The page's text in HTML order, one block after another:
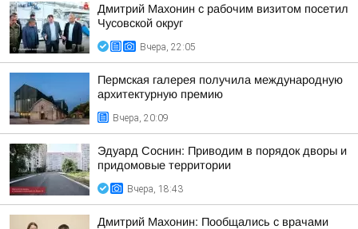
Дмитрий Махонин с рабочим визитом посетил
Чусовской округ
Вчера, 22:05
Пермская галерея получила международную
архитектурную премию
Вчера, 20:09
Эдуард Соснин: Приводим в порядок дворы и
придомовые территории
Вчера, 18:43
Дмитрий Махонин: Пообщались с врачами